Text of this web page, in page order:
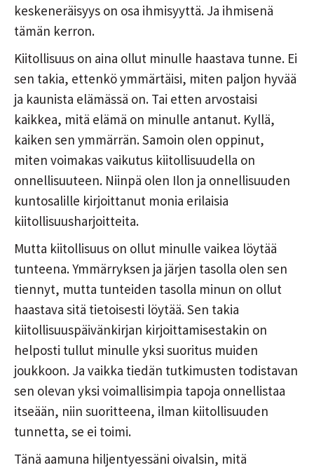
keskeneräisyys on osa ihmisyyttä. Ja ihmisenä
tämän kerron.
Kiitollisuus on aina ollut minulle haastava tunne. Ei
sen takia, ettenkö ymmärtäisi, miten paljon hyvää
ja kaunista elämässä on. Tai etten arvostaisi
kaikkea, mitä elämä on minulle antanut. Kyllä,
kaiken sen ymmärrän. Samoin olen oppinut,
miten voimakas vaikutus kiitollisuudella on
onnellisuuteen. Niinpä olen Ilon ja onnellisuuden
kuntosalille kirjoittanut monia erilaisia
kiitollisuusharjoitteita.
Mutta kiitollisuus on ollut minulle vaikea löytää
tunteena. Ymmärryksen ja järjen tasolla olen sen
tiennyt, mutta tunteiden tasolla minun on ollut
haastava sitä tietoisesti löytää. Sen takia
kiitollisuuspäivänkirjan kirjoittamisestakin on
helposti tullut minulle yksi suoritus muiden
joukkoon. Ja vaikka tiedän tutkimusten todistavan
sen olevan yksi voimallisimpia tapoja onnellistaa
itseään, niin suoritteena, ilman kiitollisuuden
tunnetta, se ei toimi.
Tänä aamuna hiljentyessäni oivalsin, mitä